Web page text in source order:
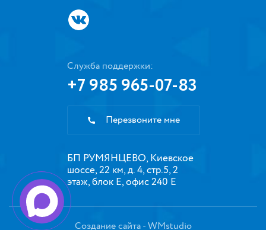
Служба поддержки:
+7 985 965-07-83
Перезвоните мне
БП РУМЯНЦЕВО, Киевское
шоссе, 22 км, д. 4, стр.5, 2
этаж, блок Е, офис 240 Е
Создание сайта- WMstudio